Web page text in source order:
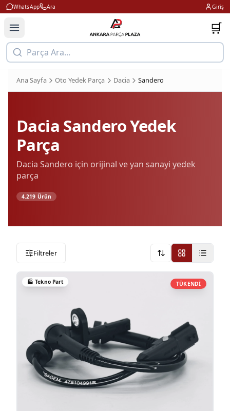
WhatsApp Ara Giriş
🛒
Parça Ara...
Ana Sayfa Oto Yedek Parça Dacia Sandero
Dacia SanderoYedek
Parça
Dacia Sandero için orijinal ve yan sanayi yedek
parça
4.219 Ürün
Filtreler Onerilen
TÜKENDİ
🏭Tekno Part